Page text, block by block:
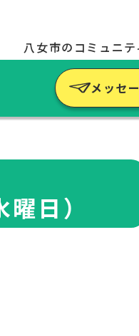
八女市のコミュニ
メッセ
日）